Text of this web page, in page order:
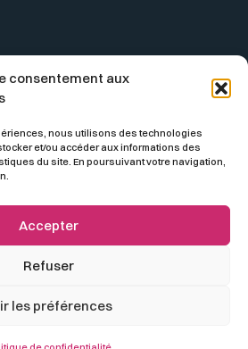
consentement aux
nous utilisons des technologies
et/ou accéder aux informations des
du site. En poursuivant votre navigation,
Accepter
Refuser
les préférences